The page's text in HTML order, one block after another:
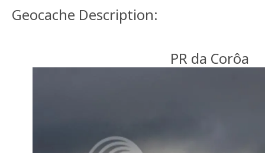
Geocache Description:
PR da Corôa